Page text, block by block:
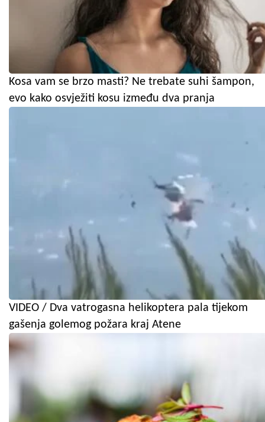
Kosa vam se brzo masti? Ne trebate suhi šampon,
evo kako osvježiti kosu između dva pranja
VIDEO / Dva vatrogasna helikoptera pala tijekom
gašenja golemog požara kraj Atene